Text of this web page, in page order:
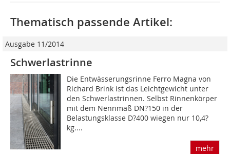
Thematisch passende Artikel:
Ausgabe 11/2014
Schwerlastrinne
Die Entwässerungsrinne Ferro Magna von
Richard Brink ist das Leichtgewicht unter
den Schwerlastrinnen. Selbst Rinnenkörper
mit dem Nennmaß DN?150 in der
Belastungsklasse D?400 wiegen nur 10,4?
kg....
mehr